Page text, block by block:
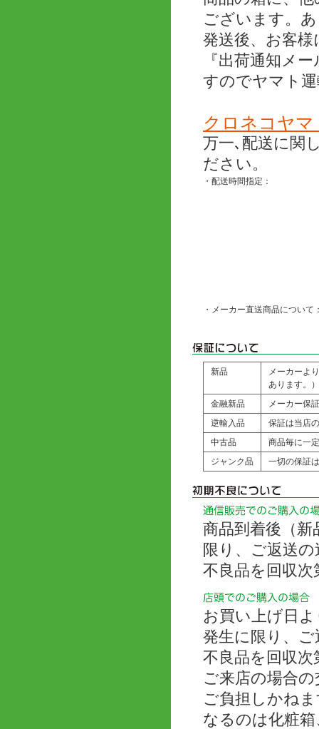
ございます。
発送後、お客
『出荷通知メ
すのでヤマト
クロネコヤ
万一､配送に関
ださい。
・配送時間指定：
・メーカー直送商品について
新品
メーカーよ
あります。）
金融新品
メーカー保
逆輸入品
保証は当店
中古品
商品毎に一
ジャンク品
一切の保証
商品到着後（新
限り、ご返送
不良品を回収
お買い上げ日
発生に限り、
不良品を回収
ご来店の場合
ご負担しかね
なるのは化粧